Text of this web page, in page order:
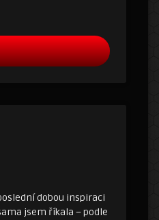
dobou inspiraci
jsem říkala – podle